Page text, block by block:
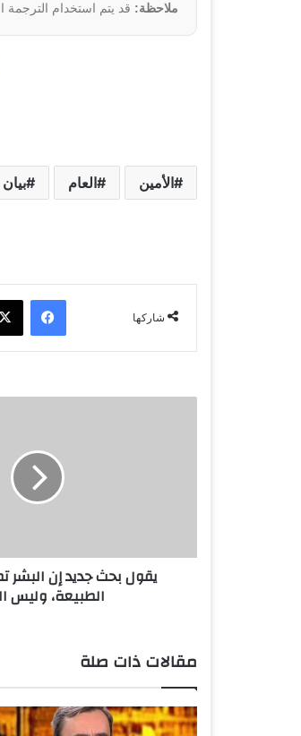
ملاحظة: قد يتم استخدام الترجمة
الأمين العام بيان
شاركها
فيسبوك
د
ل
ب
ش
ر
يقول بحث جديد إن البشر
الطبيعة، وليس
مقالات ذات صلة